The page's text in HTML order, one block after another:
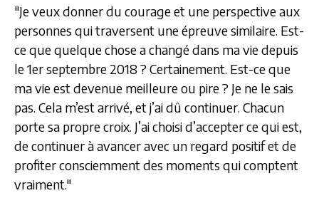
"Je veux donner du courage et une perspective aux
personnes qui traversent une épreuve similaire. Est-
ce que quelque chose a changé dans ma vie depuis
le 1er septembre 2018 ? Certainement. Est-ce que
ma vie est devenue meilleure ou pire ? Je ne le sais
pas. Cela m’est arrivé, et j’ai dû continuer. Chacun
porte sa propre croix. J’ai choisi d’accepter ce qui est,
de continuer à avancer avec un regard positif et de
profiter consciemment des moments qui comptent
vraiment."